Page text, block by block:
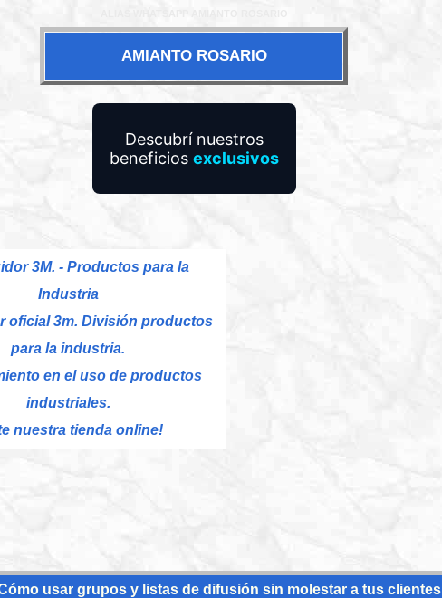
AMIANTO ROSARIO
Descubrí nuestros
beneficios exclusivos
3M. - Productos para la
Industria
oficial 3m. División productos
para la industria.
en el uso de productos
industriales.
nuestra tienda online!
usar grupos y listas de difusión sin molestar a tus clientes